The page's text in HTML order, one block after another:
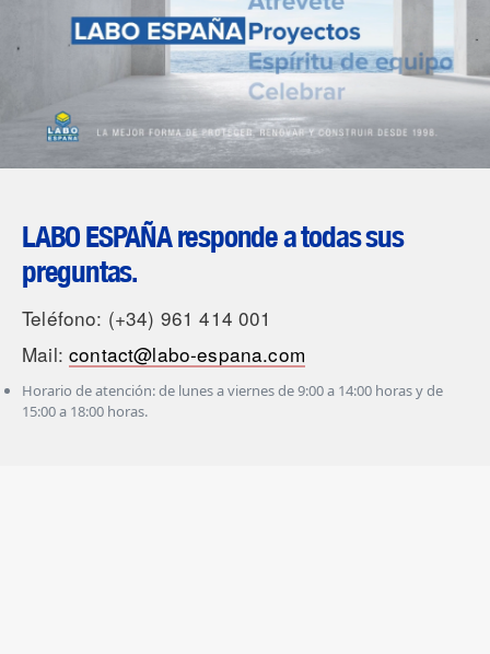
LABO ESPAÑA responde a todas sus
preguntas.
Teléfono: (+34) 961 414 001
Mail:contact@labo-espana.com
Horario de atención: de lunes a viernes de 9:00 a 14:00 horas y de
15:00 a 18:00 horas.